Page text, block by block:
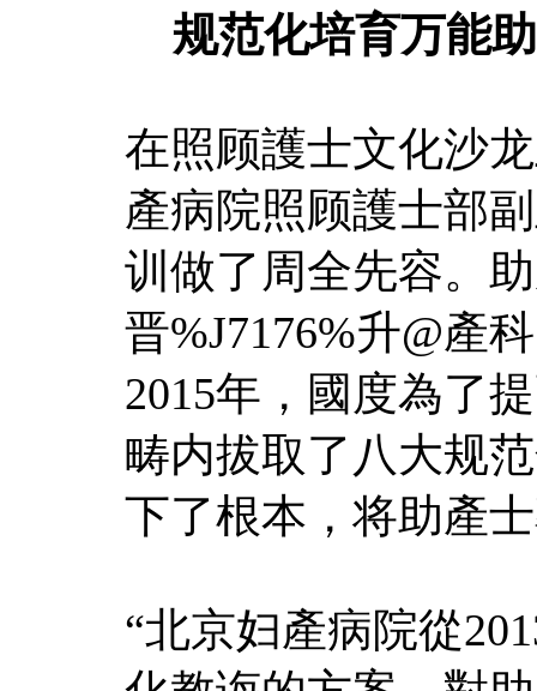
规范化培育万能
在照顾護士文化沙
產病院照顾護士部
训做了周全先容。
晋%J7176%升@產
2015年，國度為了
畴内拔取了八大规
下了根本，将助產
“北京妇產病院從